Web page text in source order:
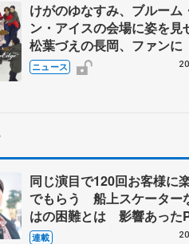
けがのゆなすみ、ブルーム
ン・アイスの会場に姿を
松葉づえの長岡、ファンに
治して、また元気に滑りた
ニュース
同じ演目で120回お客様に
でもらう 船上スケーター
はの困難とは 影響あった
キャプテン松永さんの存在
連載